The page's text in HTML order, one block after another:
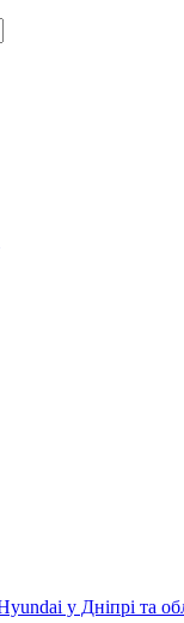
для пошуку